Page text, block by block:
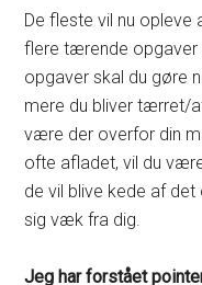
De fleste vil nu opleve
flere tærende opgaver
opgaver skal du gøre
mere du bliver tærret/
være der overfor din
ofte afladet, vil du
de vil blive kede af
sig væk fra dig.
Jeg har forstået